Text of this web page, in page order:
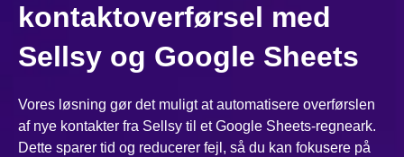
kontaktoverførsel med
Sellsy og Google Sheets
Vores løsning gør det muligt at automatisere overførslen
af nye kontakter fra Sellsy til et Google Sheets-regneark.
Dette sparer tid og reducerer fejl, så du kan fokusere på